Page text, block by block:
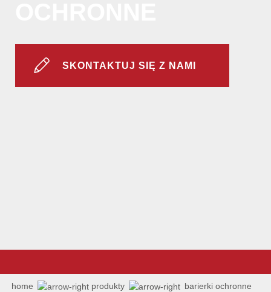
SKONTAKTUJ SIĘ Z NAMI
home produkty barierki ochronne